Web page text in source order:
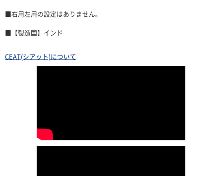
■右用左用の設定はありません。
■【製造国】インド
CEAT(シアット)について